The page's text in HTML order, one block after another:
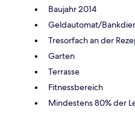
Baujahr 2014
Geldautomat/
Tresorfach an der
Garten
Terrasse
Fitnessbereich
Mindestens 80% der